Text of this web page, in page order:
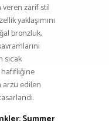
veren zarif stil
yaklaşımını
bronzluk,
sıcak
hafifliğine
arzu edilen
Summer